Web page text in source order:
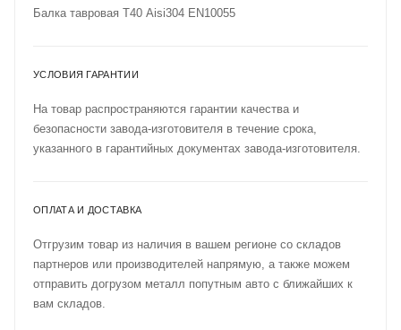
Балка тавровая Т40 Aisi304 EN10055
УСЛОВИЯ ГАРАНТИИ
На товар распространяются гарантии качества и
безопасности завода-изготовителя в течение срока,
указанного в гарантийных документах завода-изготовителя.
ОПЛАТА И ДОСТАВКА
Отгрузим товар из наличия в вашем регионе со складов
партнеров или производителей напрямую, а также можем
отправить догрузом металл попутным авто с ближайших к
вам складов.